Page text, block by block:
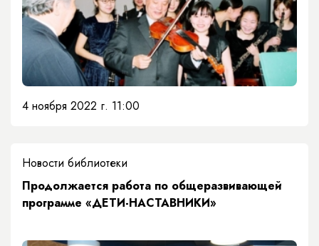
4 ноября 2022 г. 11:00
Новости библиотеки
​Продолжается работа по общеразвивающей
программе «ДЕТИ-НАСТАВНИКИ»